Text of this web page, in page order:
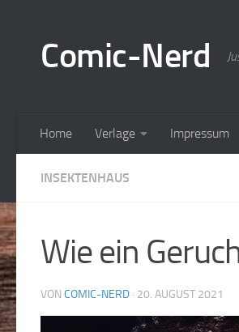
Comic-Nerd
Home Verlage Impressum
INSEKTENHAUS
Wie ein
VON COMIC-NERD · 20. AUGUST 2021